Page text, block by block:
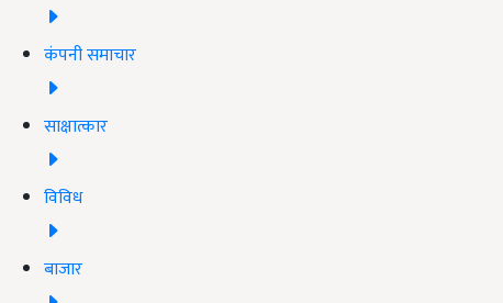
कंपनी समाचार
साक्षात्कार
विविध
बाजार